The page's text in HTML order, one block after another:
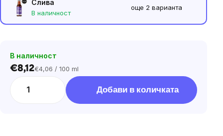
Слива
В наличност
още 2 варианта
В наличност
€8,12Цена
€4,06 / 100 ml
Добави в количката